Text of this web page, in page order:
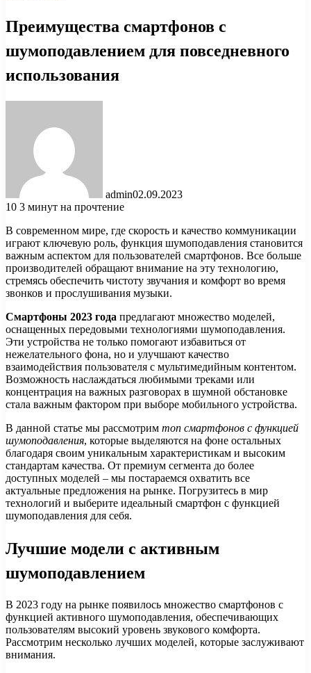
Преимущества смартфонов с
шумоподавлением для повседневного
использования
admin02.09.2023
10 3 минут на прочтение
В современном мире, где скорость и качество коммуникации
играют ключевую роль, функция шумоподавления становится
важным аспектом для пользователей смартфонов. Все больше
производителей обращают внимание на эту технологию,
стремясь обеспечить чистоту звучания и комфорт во время
звонков и прослушивания музыки.
Смартфоны 2023 года предлагают множество моделей,
оснащенных передовыми технологиями шумоподавления.
Эти устройства не только помогают избавиться от
нежелательного фона, но и улучшают качество
взаимодействия пользователя с мультимедийным контентом.
Возможность наслаждаться любимыми треками или
концентрация на важных разговорах в шумной обстановке
стала важным фактором при выборе мобильного устройства.
В данной статье мы рассмотрим топ смартфонов с функцией
шумоподавления, которые выделяются на фоне остальных
благодаря своим уникальным характеристикам и высоким
стандартам качества. От премиум сегмента до более
доступных моделей – мы постараемся охватить все
актуальные предложения на рынке. Погрузитесь в мир
технологий и выберите идеальный смартфон с функцией
шумоподавления для себя.
Лучшие модели с активным
шумоподавлением
В 2023 году на рынке появилось множество смартфонов с
функцией активного шумоподавления, обеспечивающих
пользователям высокий уровень звукового комфорта.
Рассмотрим несколько лучших моделей, которые заслуживают
внимания.